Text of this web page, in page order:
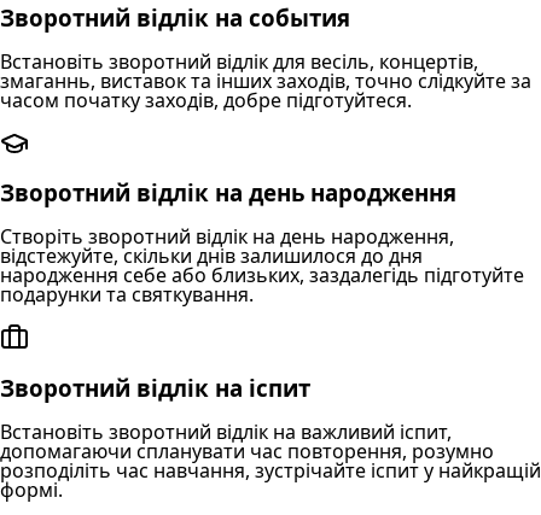
Зворотний відлік на события
Встановіть зворотний відлік для весіль, концертів,
змаганнь, виставок та інших заходів, точно слідкуйте за
часом початку заходів, добре підготуйтеся.
Зворотний відлік на день народження
Створіть зворотний відлік на день народження,
відстежуйте, скільки днів залишилося до дня
народження себе або близьких, заздалегідь підготуйте
подарунки та святкування.
Зворотний відлік на іспит
Встановіть зворотний відлік на важливий іспит,
допомагаючи спланувати час повторення, розумно
розподіліть час навчання, зустрічайте іспит у найкращій
формі.